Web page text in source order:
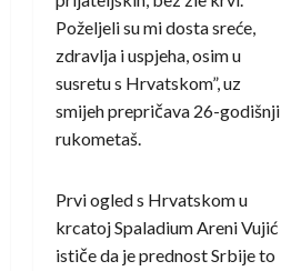
Poželjeli su mi dosta sreće,
zdravlja i uspjeha, osim u
susretu s Hrvatskom”, uz
smijeh prepričava 26-godišnji
rukometaš.
Prvi ogled s Hrvatskom u
krcatoj Spaladium Areni Vujić
ističe da je prednost Srbije to